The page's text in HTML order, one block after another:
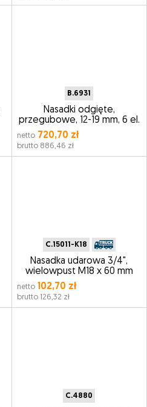
B.6931
Nasadki odgięte,
przegubowe, 12-19 mm, 6 el.
netto720,70 zł
brutto 886,46 zł
C.15011-K18
Nasadka udarowa 3/4",
wielowpust M18 x 60 mm
netto102,70 zł
brutto 126,32 zł
C.4880